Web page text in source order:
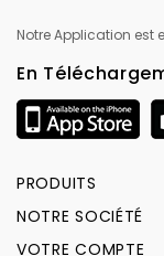
Notre Application est
En
PRODUITS
NOTRE SOCIÉTÉ
VOTRE COMPTE